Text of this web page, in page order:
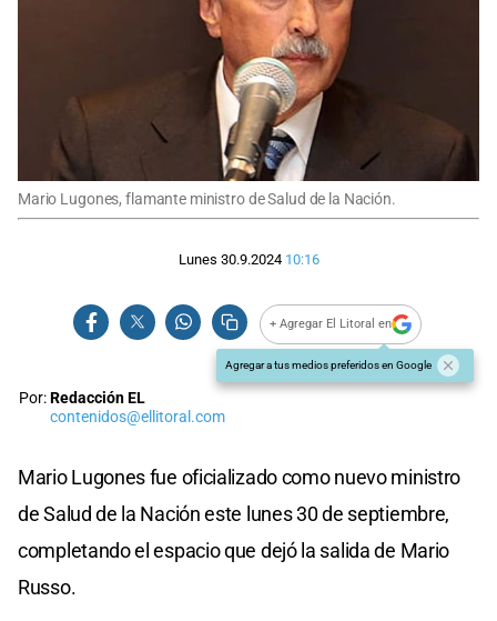
Mario Lugones, flamante ministro de Salud de la Nación.
Lunes 30.9.2024 10:16
+ Agregar El Litoral en
Agregar a tus medios preferidos en Google
Por:Redacción EL
contenidos@ellitoral.com
Mario Lugones fue oficializado como nuevo ministro
de Salud de la Nación este lunes 30 de septiembre,
completando el espacio que dejó la salida de Mario
Russo.